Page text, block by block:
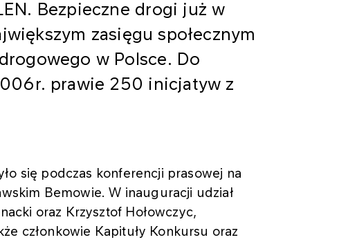
Bezpieczne drogi już w
zasięgu społecznym
w Polsce. Do
prawie 250 inicjatyw z
się podczas konferencji prasowej na
Bemowie. W inauguracji udział
oraz Krzysztof Hołowczyc,
członkowie Kapituły Konkursu oraz